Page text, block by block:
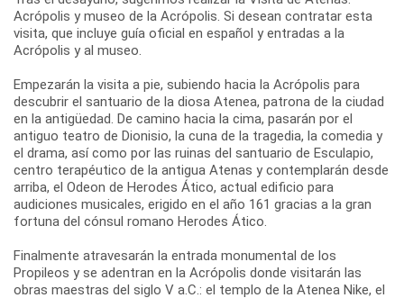
Acrópolis y museo de la Acrópolis. Si desean contratar esta
visita, que incluye guía oficial en español y entradas a la
Acrópolis y al museo.
Empezarán la visita a pie, subiendo hacia la Acrópolis para
descubrir el santuario de la diosa Atenea, patrona de la ciudad
en la antigüedad. De camino hacia la cima, pasarán por el
antiguo teatro de Dionisio, la cuna de la tragedia, la comedia y
el drama, así como por las ruinas del santuario de Esculapio,
centro terapéutico de la antigua Atenas y contemplarán desde
arriba, el Odeon de Herodes Ático, actual edificio para
audiciones musicales, erigido en el año 161 gracias a la gran
fortuna del cónsul romano Herodes Ático.
Finalmente atravesarán la entrada monumental de los
Propileos y se adentran en la Acrópolis donde visitarán las
obras maestras del siglo V a.C.: el templo de la Atenea Nike, el